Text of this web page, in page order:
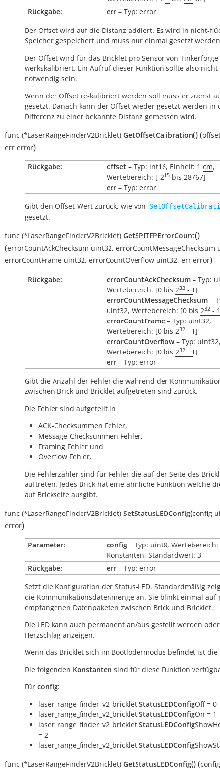
Rückgabe:
err – Typ: error
Der Offset wird auf die Distanz addiert. Es wird in nicht-
Speicher gespeichert und muss nur einmal gesetzt
Der Offset wird für das Bricklet pro Sensor von Tinkerforge
werkskalibriert. Ein Aufruf dieser Funktion sollte also nicht
notwendig sein.
Wenn der Offset re-kalibriert werden soll muss er zuerst
gesetzt. Danach kann der Offset wieder gesetzt werden in
Differenz zu einer bekannte Distanz gemessen wird.
func (*LaserRangeFinderV2Bricklet) GetOffsetCalibration()(offset
err error)
Rückgabe: offset – Typ: int16, Einheit: 1 cm,
Wertebereich: [-215 bis 28767]
err – Typ: error
Gibt den Offset-Wert zurück, wie von
gesetzt.
func (*LaserRangeFinderV2Bricklet) GetSPITFPErrorCount()
(errorCountAckChecksum uint32, errorCountMessageChecksum
errorCountFrame uint32, errorCountOverflow uint32, err error)
Rückgabe: errorCountAckChecksum – Typ:
Wertebereich: [0 bis 232 - 1]
errorCountMessageChecksum –
uint32, Wertebereich: [0 bis 232 - 1
errorCountFrame – Typ: uint32,
Wertebereich: [0 bis 232 - 1]
errorCountOverflow– Typ: uint32,
Wertebereich: [0 bis 232 - 1]
err – Typ: error
Gibt die Anzahl der Fehler die während der
zwischen Brick und Bricklet aufgetreten sind zurück.
Die Fehler sind aufgeteilt in
ACK-Checksummen Fehler,
Message-Checksummen Fehler,
Framing Fehler und
Overflow Fehler.
Die Fehlerzähler sind für Fehler die auf der Seite des
auftreten. Jedes Brick hat eine ähnliche Funktion welche
auf Brickseite ausgibt.
func (*LaserRangeFinderV2Bricklet) SetStatusLEDConfig(config
error)
Parameter: config – Typ: uint8, Wertebereich:
Konstanten, Standardwert: 3
Rückgabe:
err – Typ: error
Setzt die Konfiguration der Status-LED. Standardmäßig
die Kommunikationsdatenmenge an. Sie blinkt einmal auf
empfangenen Datenpaketen zwischen Brick und Bricklet.
Die LED kann auch permanent an/aus gestellt werden
Herzschlag anzeigen.
Wenn das Bricklet sich im Bootlodermodus befindet ist die
Die folgenden Konstanten sind für diese Funktion
Für config:
laser_range_finder_v2_bricklet.StatusLEDConfigOff = 0
laser_range_finder_v2_bricklet.StatusLEDConfigOn = 1
laser_range_finder_v2_bricklet.StatusLEDConfig
= 2
laser_range_finder_v2_bricklet.StatusLEDConfig
func (*LaserRangeFinderV2Bricklet) GetStatusLEDConfig()(config